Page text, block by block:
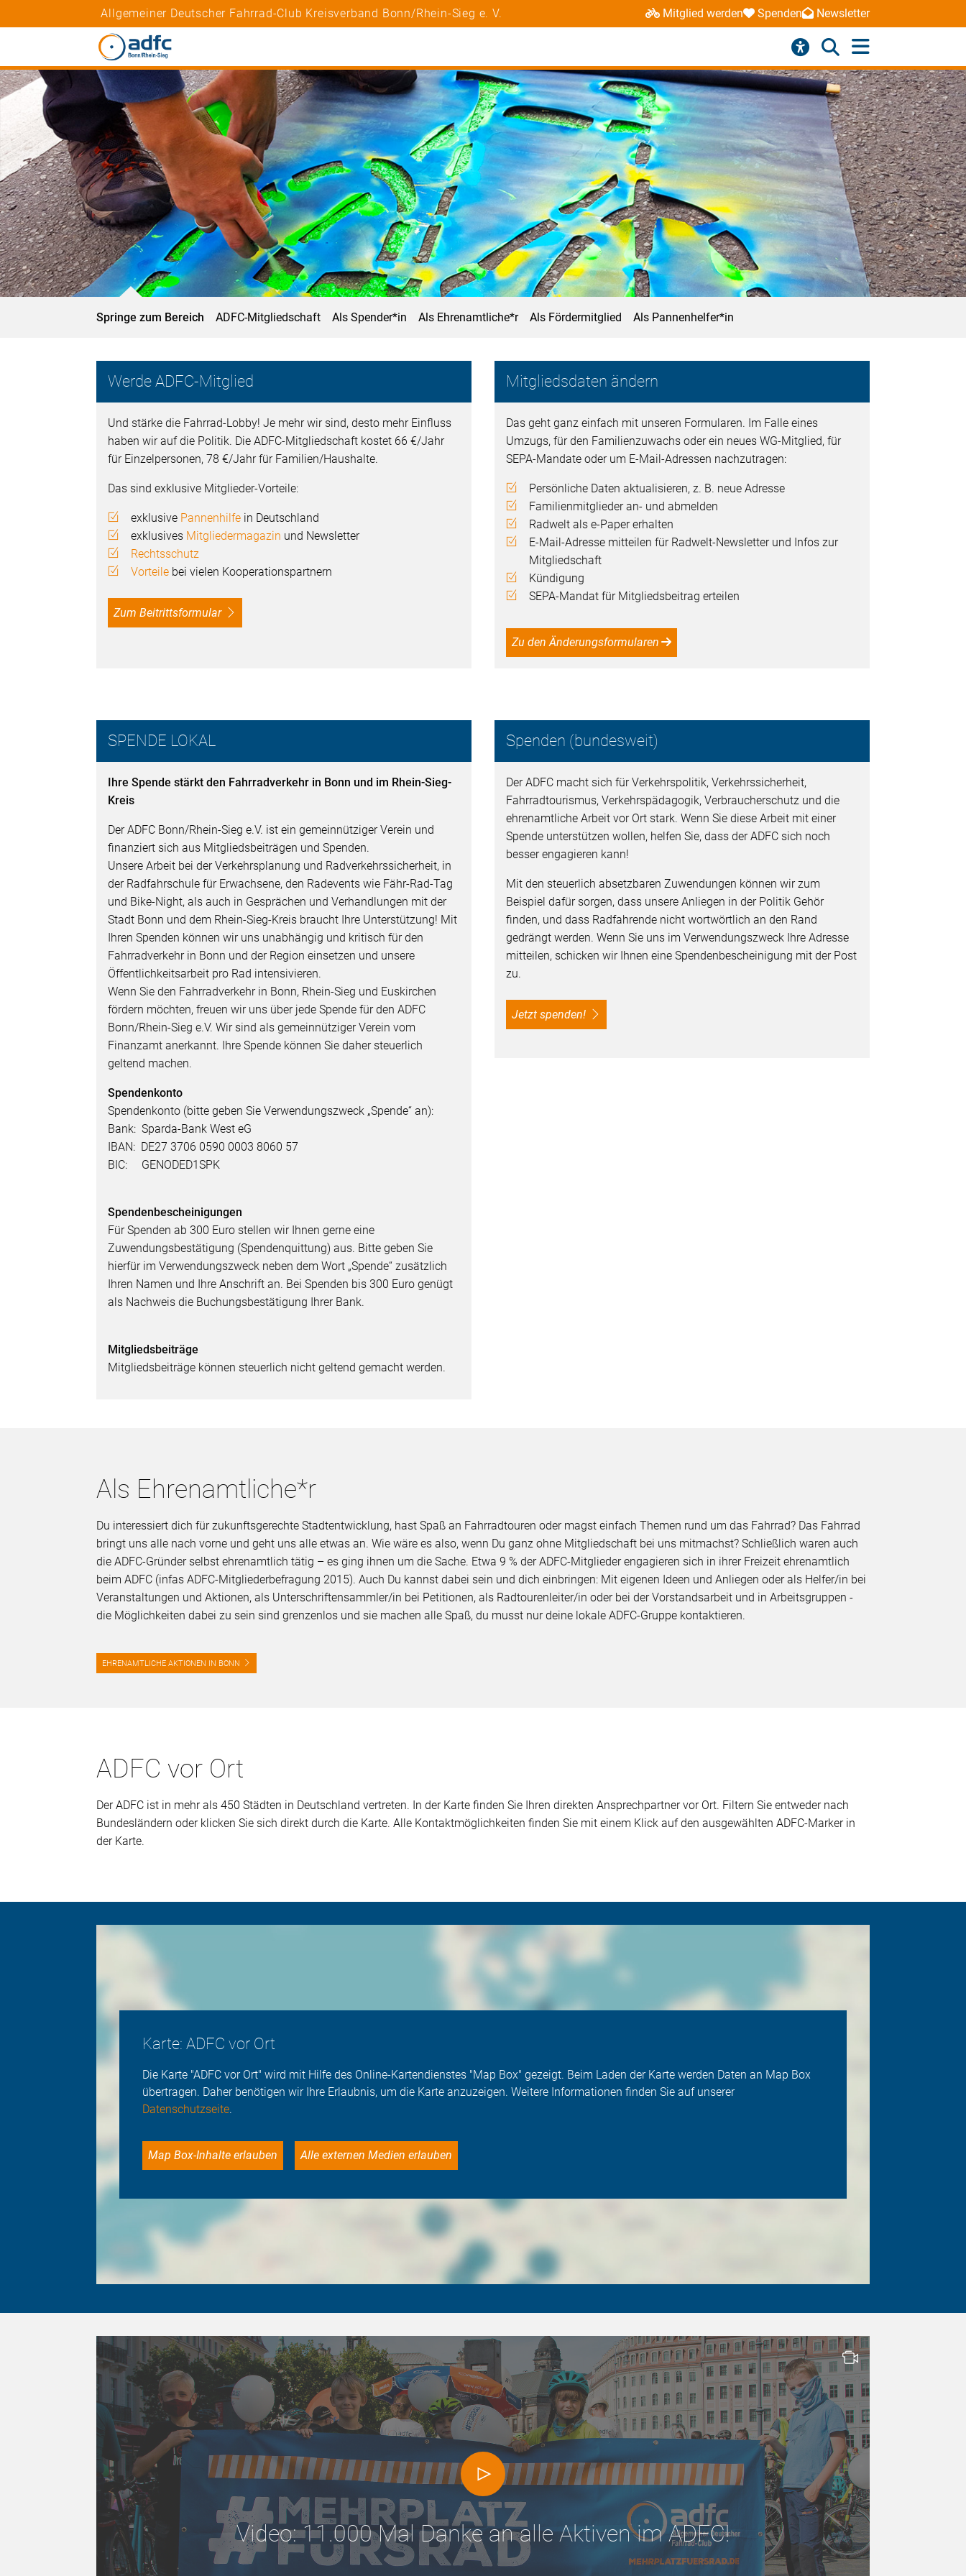
Allgemeiner Deutscher Fahrrad-Club Kreisverband Bonn/Rhein-Sieg e. V. Mitglied werden Spenden Newsletter
Springe zum Bereich ADFC-Mitgliedschaft Als Spender*in Als Ehrenamtliche*r Als Fördermitglied Als Pannenhelfer*in
Werde ADFC-Mitglied
Und stärke die Fahrrad-Lobby! Je mehr wir sind, desto mehr Einfluss
haben wir auf die Politik. Die ADFC-Mitgliedschaft kostet 66 €/Jahr
für Einzelpersonen, 78 €/Jahr für Familien/Haushalte.
Das sind exklusive Mitglieder-Vorteile:
exklusive Pannenhilfe in Deutschland
exklusives Mitgliedermagazin und Newsletter
Rechtsschutz
Vorteile bei vielen Kooperationspartnern
Zum Beitrittsformular
Mitgliedsdaten ändern
Das geht ganz einfach mit unseren Formularen. Im Falle eines
Umzugs, für den Familienzuwachs oder ein neues WG-Mitglied, für
SEPA-Mandate oder um E-Mail-Adressen nachzutragen:
Persönliche Daten aktualisieren, z. B. neue Adresse
Familienmitglieder an- und abmelden
Radwelt als e-Paper erhalten
E-Mail-Adresse mitteilen für Radwelt-Newsletter und Infos zur
Mitgliedschaft
Kündigung
SEPA-Mandat für Mitgliedsbeitrag erteilen
Zu den Änderungsformularen
SPENDE LOKAL
Ihre Spende stärkt den Fahrradverkehr in Bonn und im Rhein-Sieg-
Kreis
Der ADFC Bonn/Rhein-Sieg e.V. ist ein gemeinnütziger Verein und
finanziert sich aus Mitgliedsbeiträgen und Spenden.
Unsere Arbeit bei der Verkehrsplanung und Radverkehrssicherheit, in
der Radfahrschule für Erwachsene, den Radevents wie Fähr-Rad-Tag
und Bike-Night, als auch in Gesprächen und Verhandlungen mit der
Stadt Bonn und dem Rhein-Sieg-Kreis braucht Ihre Unterstützung! Mit
Ihren Spenden können wir uns unabhängig und kritisch für den
Fahrradverkehr in Bonn und der Region einsetzen und unsere
Öffentlichkeitsarbeit pro Rad intensivieren.
Wenn Sie den Fahrradverkehr in Bonn, Rhein-Sieg und Euskirchen
fördern möchten, freuen wir uns über jede Spende für den ADFC
Bonn/Rhein-Sieg e.V. Wir sind als gemeinnütziger Verein vom
Finanzamt anerkannt. Ihre Spende können Sie daher steuerlich
geltend machen.
Spendenkonto
Spendenkonto (bitte geben Sie Verwendungszweck „Spende“ an):
Bank: Sparda-Bank West eG
IBAN: DE27 3706 0590 0003 8060 57
BIC: GENODED1SPK
Spendenbescheinigungen
Für Spenden ab 300 Euro stellen wir Ihnen gerne eine
Zuwendungsbestätigung (Spendenquittung) aus. Bitte geben Sie
hierfür im Verwendungszweck neben dem Wort „Spende“ zusätzlich
Ihren Namen und Ihre Anschrift an. Bei Spenden bis 300 Euro genügt
als Nachweis die Buchungsbestätigung Ihrer Bank.
Mitgliedsbeiträge
Mitgliedsbeiträge können steuerlich nicht geltend gemacht werden.
Spenden (bundesweit)
Der ADFC macht sich für Verkehrspolitik, Verkehrssicherheit,
Fahrradtourismus, Verkehrspädagogik, Verbraucherschutz und die
ehrenamtliche Arbeit vor Ort stark. Wenn Sie diese Arbeit mit einer
Spende unterstützen wollen, helfen Sie, dass der ADFC sich noch
besser engagieren kann!
Mit den steuerlich absetzbaren Zuwendungen können wir zum
Beispiel dafür sorgen, dass unsere Anliegen in der Politik Gehör
finden, und dass Radfahrende nicht wortwörtlich an den Rand
gedrängt werden. Wenn Sie uns im Verwendungszweck Ihre Adresse
mitteilen, schicken wir Ihnen eine Spendenbescheinigung mit der Post
zu.
Jetzt spenden!
Als Ehrenamtliche*r
Du interessiert dich für zukunftsgerechte Stadtentwicklung, hast Spaß an Fahrradtouren oder magst einfach Themen rund um das Fahrrad? Das Fahrrad
bringt uns alle nach vorne und geht uns alle etwas an. Wie wäre es also, wenn Du ganz ohne Mitgliedschaft bei uns mitmachst? Schließlich waren auch
die ADFC-Gründer selbst ehrenamtlich tätig – es ging ihnen um die Sache. Etwa 9 % der ADFC-Mitglieder engagieren sich in ihrer Freizeit ehrenamtlich
beim ADFC (infas ADFC-Mitgliederbefragung 2015). Auch Du kannst dabei sein und dich einbringen: Mit eigenen Ideen und Anliegen oder als Helfer/in bei
Veranstaltungen und Aktionen, als Unterschriftensammler/in bei Petitionen, als Radtourenleiter/in oder bei der Vorstandsarbeit und in Arbeitsgruppen -
die Möglichkeiten dabei zu sein sind grenzenlos und sie machen alle Spaß, du musst nur deine lokale ADFC-Gruppe kontaktieren.
EHRENAMTLICHE AKTIONEN IN BONN
ADFC vor Ort
Der ADFC ist in mehr als 450 Städten in Deutschland vertreten. In der Karte finden Sie Ihren direkten Ansprechpartner vor Ort. Filtern Sie entweder nach
Bundesländern oder klicken Sie sich direkt durch die Karte. Alle Kontaktmöglichkeiten finden Sie mit einem Klick auf den ausgewählten ADFC-Marker in
der Karte.
Karte: ADFC vor Ort
Die Karte "ADFC vor Ort" wird mit Hilfe des Online-Kartendienstes "Map Box" gezeigt. Beim Laden der Karte werden Daten an Map Box
übertragen. Daher benötigen wir Ihre Erlaubnis, um die Karte anzuzeigen. Weitere Informationen finden Sie auf unserer
Datenschutzseite.
Map Box-Inhalte erlauben Alle externen Medien erlauben
Video: 11.000 Mal Danke an alle Aktiven im ADFC!